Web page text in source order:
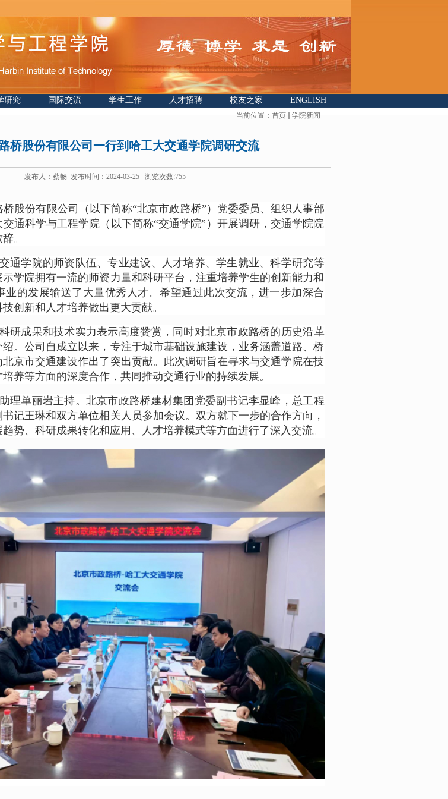
研究 国际交流 学生工作 人才招聘 校友之家 ENGLISH
当前位置： 首页 学院新闻
桥股份有限公司一行到哈工大交通学院调研交流
发布人：蔡畅 发布时间：2024-03-25 浏览次数:755
股份有限公司（以下简称“北京市政路桥”）党委委员、组织人事部
通科学与工程学院（以下简称“交通学院”）开展调研，交通学院院
。
通学院的师资队伍、专业建设、人才培养、学生就业、科学研究等
学院拥有一流的师资力量和科研平台，注重培养学生的创新能力和
业的发展输送了大量优秀人才。希望通过此次交流，进一步加深合
创新和人才培养做出更大贡献。
研成果和技术实力表示高度赞赏，同时对北京市政路桥的历史沿革
。公司自成立以来，专注于城市基础设施建设，业务涵盖道路、桥
京市交通建设作出了突出贡献。此次调研旨在寻求与交通学院在技
养等方面的深度合作，共同推动交通行业的持续发展。
理单丽岩主持。北京市政路桥建材集团党委副书记李显峰，总工程
记王琳和双方单位相关人员参加会议。双方就下一步的合作方向，
势、科研成果转化和应用、人才培养模式等方面进行了深入交流。